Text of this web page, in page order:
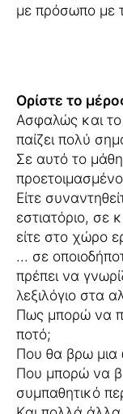
με πρόσωπο με
Ορίστε το
Ασφαλώς και
παίζει πολύ
Σε αυτό το
Είτε
εστιατόριο, σε
είτε στο χώρο
... σε
πρέπει να
λεξιλόγιο στα
Πως μπορώ να
ποτό;
Που θα βρω μια
Που μπορώ να
συμπαθητικό